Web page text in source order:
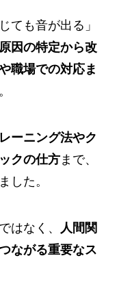
ても音が出る」
原因の特定から改
職場での対応ま
ーニング法やク
クの仕方まで、
した。
はなく、 人間関
ながる重要なス